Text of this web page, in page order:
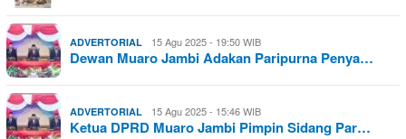
ADVERTORIAL 15 Agu 2025 - 19:50 WIB
Dewan Muaro Jambi Adakan Paripurna Penya…
ADVERTORIAL 15 Agu 2025 - 15:46 WIB
Ketua DPRD Muaro Jambi Pimpin Sidang Par…